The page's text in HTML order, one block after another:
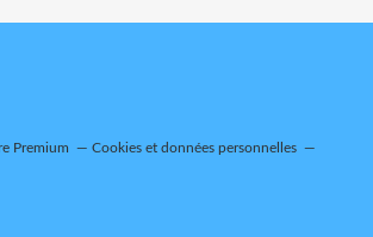
Premium Cookies et données personnelles